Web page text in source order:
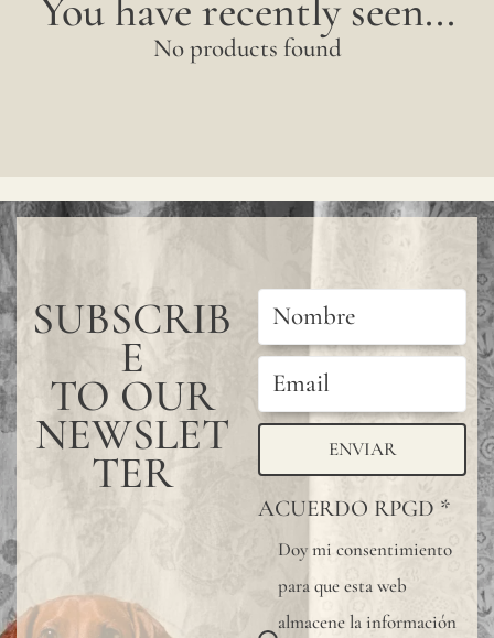
You have recently seen...
No products found
SUBSCRIB
E
TO OUR
NEWSLET
TER ENVIAR
ACUERDO RPGD *
Doy mi consentimiento
para que esta web
almacene la información